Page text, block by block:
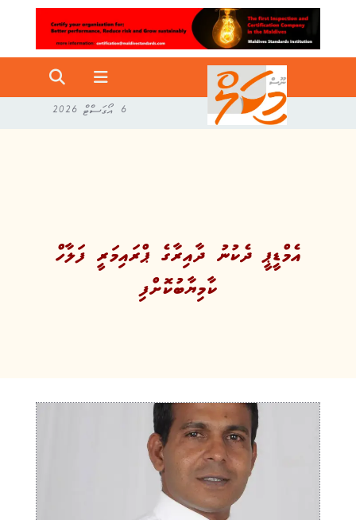
6 އޯގަސްޓް 2026
އެމްޑީޕީ ދެކުނު ދާއިރާގެ ޕްރައިމަރީ ފަލާހް
ކާމިޔާބުކޮށްފި